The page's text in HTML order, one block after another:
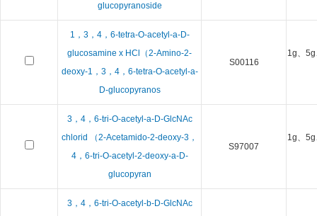
glucopyranoside
1，3，4，6-tetra-O-acetyl-a-D-
glucosamine x HCl（2-Amino-2-
deoxy-1，3，4，6-tetra-O-acetyl-a-
D-glucopyranos
S00116
1g、
3，4，6-tri-O-acetyl-a-D-GlcNAc
chlorid （2-Acetamido-2-deoxy-3，
4，6-tri-O-acetyl-2-deoxy-a-D-
glucopyran
S97007
1g、
3，4，6-tri-O-acetyl-b-D-GlcNAc